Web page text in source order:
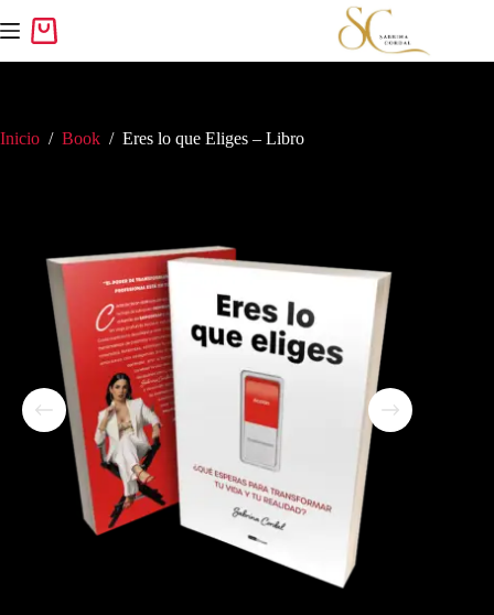
Inicio / Book / Eres lo que Eliges – Libro